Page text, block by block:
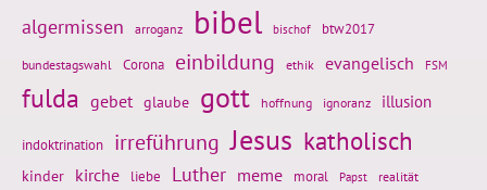
algermissen arroganz bibel bischof btw2017
bundestagswahl Corona einbildung ethik evangelisch FSM
fulda gebet glaube gott hoffnung ignoranz illusion
indoktrination irreführung Jesus katholisch
kinder kirche liebe Luther meme moral Papst realität